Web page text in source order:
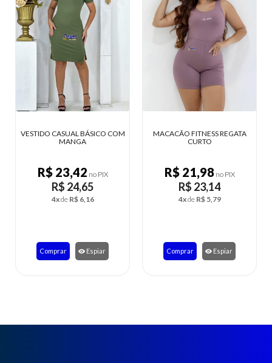
MACACÃO FITNESS REGATA
CURTO
R$ 21,98no PIX
R$ 23,14
4x deR$ 5,79
Comprar Espiar
VESTIDO CASUAL FEMININO
MUSCLE
R$ 23,42no PIX
R$ 24,65
4x deR$ 6,16
Comprar Espiar